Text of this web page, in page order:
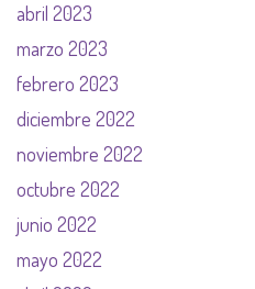
abril 2023
marzo 2023
febrero 2023
diciembre 2022
noviembre 2022
octubre 2022
junio 2022
mayo 2022